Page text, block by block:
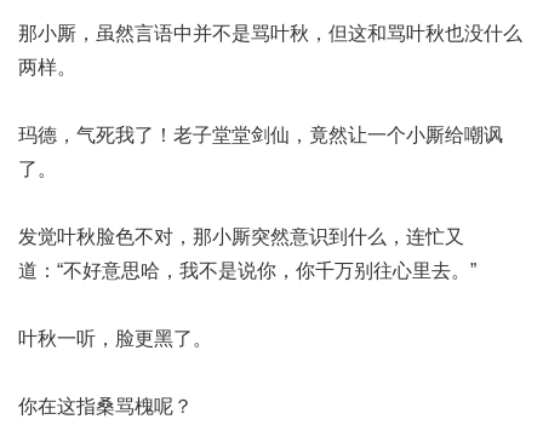
那小厮，虽然言语中并不是骂叶秋，但这和骂叶秋也没什么
两样。
玛德，气死我了！老子堂堂剑仙，竟然让一个小厮给嘲讽
了。
发觉叶秋脸色不对，那小厮突然意识到什么，连忙又
道：“不好意思哈，我不是说你，你千万别往心里去。”
叶秋一听，脸更黑了。
你在这指桑骂槐呢？